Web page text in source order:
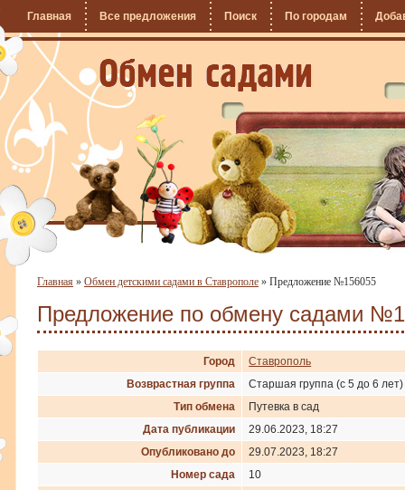
Главная Все предложения Поиск По городам
Главная » Обмен детскими садами в Ставрополе » Предложение №156055
Предложение по обмену садами
Город
Ставрополь
Возврастная группа
Старшая группа (с 5 до 6 лет)
Тип обмена
Путевка в сад
Дата публикации
29.06.2023, 18:27
Опубликовано до
29.07.2023, 18:27
Номер сада
10